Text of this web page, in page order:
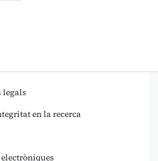
legals
en la recerca